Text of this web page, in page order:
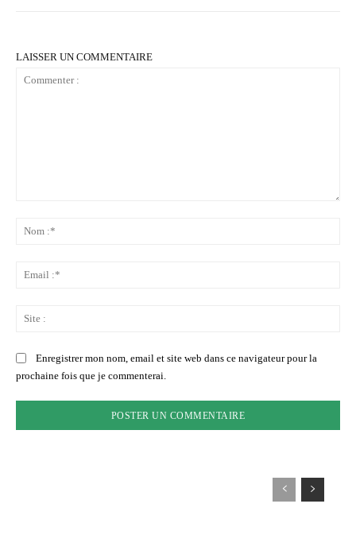
LAISSER UN COMMENTAIRE
Enregistrer mon nom, email et site web dans ce navigateur pour la
prochaine fois que je commenterai.